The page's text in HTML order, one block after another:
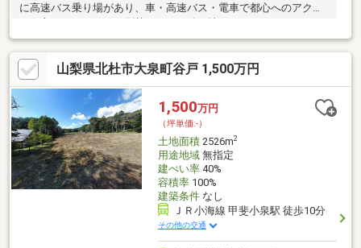
に高速バス乗り場があり、車・高速バス・電車で都心へのアクセ
拠点生活にも便利なところです。小淵沢といえば、星野リゾート
「リゾナーレ八ヶ岳」が知られていますが、近年もサウナやカフ
ェを併設したキャンプ場「FOLKWOOD VILLAGE八ヶ岳」や「楽天
STAY VILLA八ヶ岳」などがオープンし、また、閉鎖してしまった
八ヶ岳リゾートアウトレット跡地は、高級ホテルに生まれ変わる
予定など、まだまだ発展していきそうです！
山梨県北杜市大泉町谷戸 1,500万円
1,500万円
（坪単価:-）
土地面積2526m2
用途地域無指定
建ぺい率40%
容積率100%
建築条件なし
ＪＲ小海線 甲斐小泉駅 徒歩10分
その他の交通